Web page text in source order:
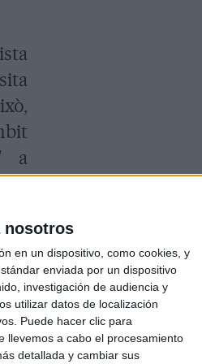
nosotros
en un dispositivo, como cookies, y
enviada por un dispositivo
investigación de audiencia y
utilizar datos de localización
Puede hacer clic para
llevemos a cabo el procesamiento
detallada y cambiar sus
a